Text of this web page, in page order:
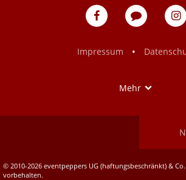
eventpeppers
Blog
Impressum
•
Mehr
© 2010-2026 eventpeppers UG (haftungsbeschränkt) &
vorbehalten.